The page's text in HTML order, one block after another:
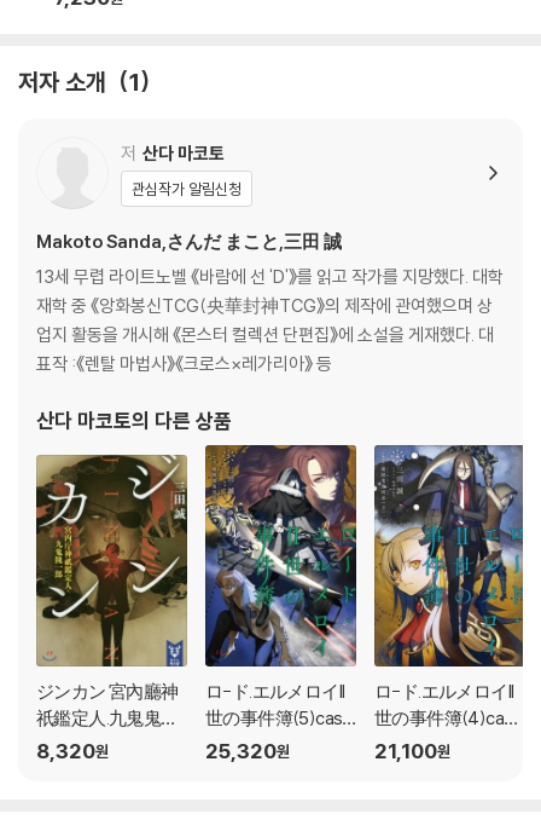
저자 소개 1
저 산다 마코토
관심작가 알림신청
Makoto Sanda,さんだ まこと,三田 誠
13세 무렵 라이트노벨 《바람에 선 'D'》를 읽고 작가를 지망했다. 대학
재학 중 《앙화봉신TCG(央華封神TCG》의 제작에 관여했으며 상
업지 활동을 개시해 《몬스터 컬렉션 단편집》에 소설을 게재했다. 대
표작 :《렌탈 마법사》《크로스×레가리아》 등
산다 마코토의 다른 상품
ジンカン 宮內廳神
祇鑑定人.九鬼鬼一
郞
8,320원
ロ-ド.エルメロイII
世の事件簿(5)case.
魔眼蒐集列車 下
25,320원
ロ-ド.エルメロイII
世の事件簿(4)cas
e.魔眼蒐集列車 上
21,100원